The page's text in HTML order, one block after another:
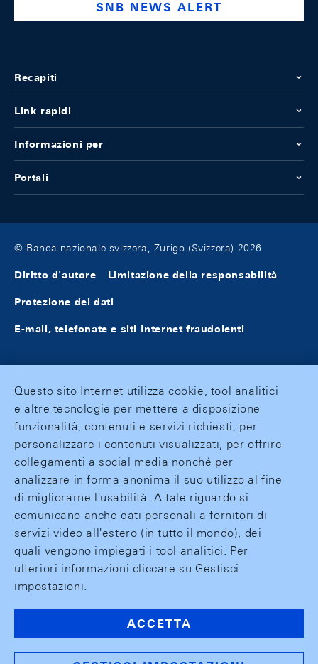
SNB NEWS ALERT
Recapiti
Link rapidi
Informazioni per
Portali
© Banca nazionale svizzera, Zurigo (Svizzera) 2026
Diritto d'autore Limitazione della responsabilità
Protezione dei dati
E-mail, telefonate e siti Internet fraudolenti
Questo sito Internet utilizza cookie, tool analitici
e altre tecnologie per mettere a disposizione
funzionalità, contenuti e servizi richiesti, per
personalizzare i contenuti visualizzati, per offrire
collegamenti a social media nonché per
analizzare in forma anonima il suo utilizzo al fine
di migliorarne l'usabilità. A tale riguardo si
comunicano anche dati personali a fornitori di
servizi video all'estero (in tutto il mondo), dei
quali vengono impiegati i tool analitici. Per
ulteriori informazioni cliccare su Gestisci
impostazioni.
ACCETTA